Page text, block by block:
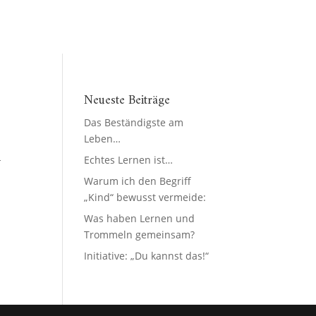
Neueste Beiträge
Das Beständigste am
Leben…
Echtes Lernen ist…
Warum ich den Begriff
„Kind“ bewusst vermeide:
Was haben Lernen und
Trommeln gemeinsam?
Initiative: „Du kannst das!“